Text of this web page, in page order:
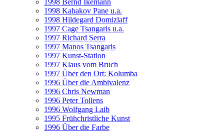
1998 Bernd Ikemann
1998 Kabakov Pane u.a.
1998 Hildegard Domizlaff
1997 Cage Tsangaris u.a.
1997 Richard Serra
1997 Manos Tsangaris
1997 Kunst-Station
1997 Klaus vom Bruch
1997 Über den Ort: Kolumba
1996 Über die Ambivalenz
1996 Chris Newman
1996 Peter Tollens
1996 Wolfgang Laib
1995 Frühchristliche Kunst
1996 Über die Farbe